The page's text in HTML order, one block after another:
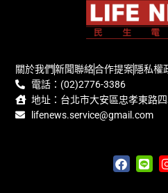
關於我們新聞聯絡合作提案隱私權
電話：(02)2776-3386
地址：台北市大安區忠孝東路
lifenews.service@gmail.com